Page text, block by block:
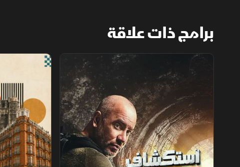
برامج ذات علاقة
استكشاف الأماكن المهجورة فنادق عبر العصور